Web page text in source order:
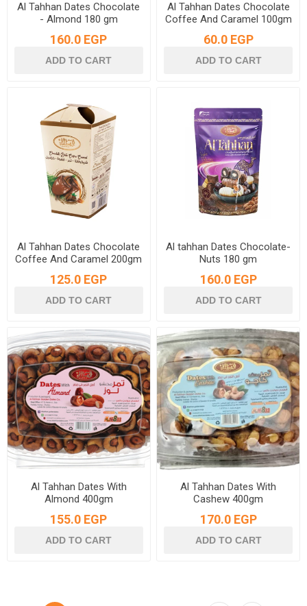
Al Tahhan Dates Chocolate
- Almond 180 gm
160.0 EGP
Al Tahhan Dates Chocolate
Coffee And Caramel 100gm
60.0 EGP
Al Tahhan Dates Chocolate
Coffee And Caramel 200gm
125.0 EGP
Al tahhan Dates Chocolate-
Nuts 180 gm
160.0 EGP
Al Tahhan Dates With
Almond 400gm
155.0 EGP
Al Tahhan Dates With
Cashew 400gm
170.0 EGP